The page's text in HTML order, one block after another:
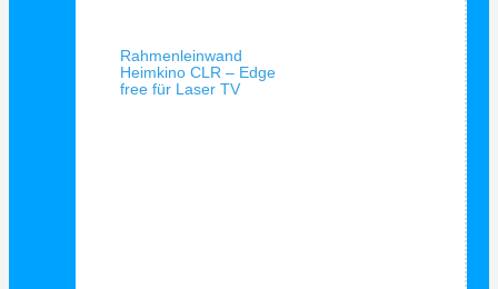
Rahmenleinwand
Heimkino CLR – Edge
free für Laser TV